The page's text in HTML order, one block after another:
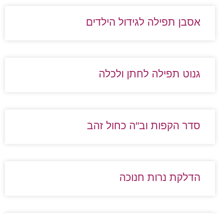
אסבן תפילה לגידול הילדים
גנוט תפילה לחתן ולכלה
סדר הקפות וב"ה כחול זהב
הדלקת נרות חנוכה